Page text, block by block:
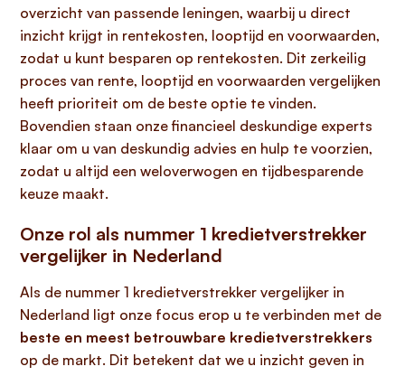
overzicht van passende leningen, waarbij u direct
inzicht krijgt in rentekosten, looptijd en voorwaarden,
zodat u kunt besparen op rentekosten. Dit zerkeilig
proces van rente, looptijd en voorwaarden vergelijken
heeft prioriteit om de beste optie te vinden.
Bovendien staan onze financieel deskundige experts
klaar om u van deskundig advies en hulp te voorzien,
zodat u altijd een weloverwogen en tijdbesparende
keuze maakt.
Onze rol als nummer 1 kredietverstrekker
vergelijker in Nederland
Als de nummer 1 kredietverstrekker vergelijker in
Nederland ligt onze focus erop u te verbinden met de
beste en meest betrouwbare kredietverstrekkers
op de markt. Dit betekent dat we u inzicht geven in